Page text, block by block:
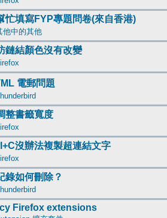
忙填寫FYP專題問卷(來自香港)
他中的其他
鏈結顏色沒有改變
電郵問題
整書籤寬度
沒辦法複製超連結文字
錄如何刪除？
Firefox extensions